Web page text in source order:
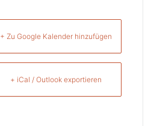
+ Zu Google Kalender hinzufügen
+ iCal / Outlook exportieren